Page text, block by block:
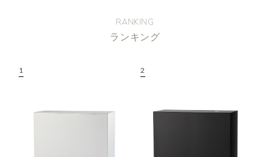
RANKING
ランキング